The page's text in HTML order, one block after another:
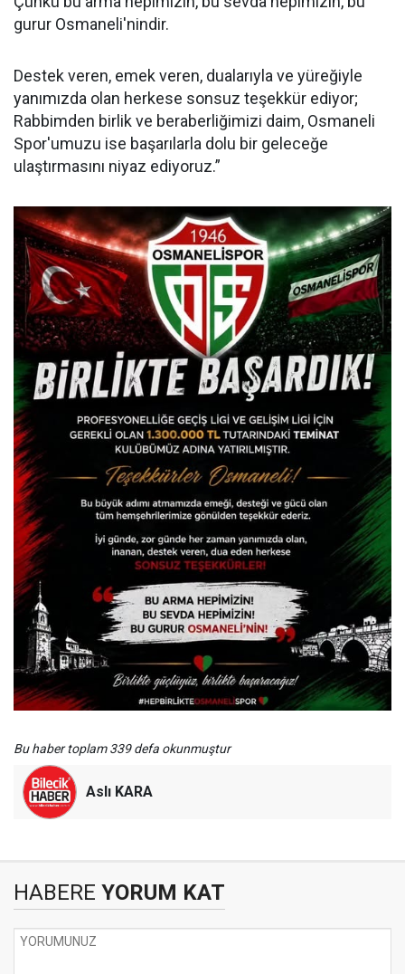
gurur Osmaneli'nindir.
Destek veren, emek veren, dualarıyla ve yüreğiyle
yanımızda olan herkese sonsuz teşekkür ediyor;
Rabbimden birlik ve beraberliğimizi daim, Osmaneli
Spor'umuzu ise başarılarla dolu bir geleceğe
ulaştırmasını niyaz ediyoruz.”
Bu haber toplam 339 defa okunmuştur
Aslı KARA
HABERE YORUM KAT